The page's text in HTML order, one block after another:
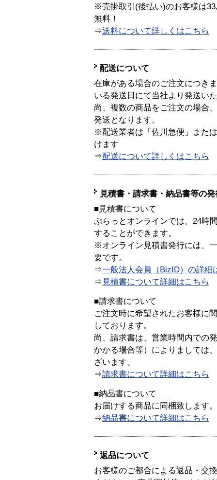
※売掛取引(後払い)のお客様は
無料！
⇒送料について詳しくはこちら
配送について
在庫がある場合のご注文につき
いる発送日にて当社より発送い
尚、複数の商品をご注文の場合
発送となります。
※配送業者は「佐川急便」また
けます
⇒配送について詳しくはこちら
見積書・請求書・納品書等の
■見積書について
ぷらっとオンラインでは、24時
することができます。
※オンライン見積書発行には、
要です。
⇒一般法人会員（BizID）の詳細
⇒ 見積書について詳細はこちら
■請求書について
ご注文時に希望されたお客様に
しております。
尚、請求書は、営業時間内での
かかる場合等）によりましては
ざいます。
⇒請求書について詳細はこちら
■納品書について
お届けする商品に同梱致します。
⇒納品書について詳細はこちら
返品について
お客様のご都合による返品・交